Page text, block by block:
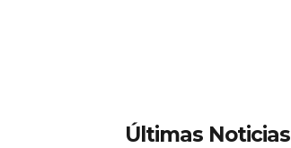
Últimas Noticias